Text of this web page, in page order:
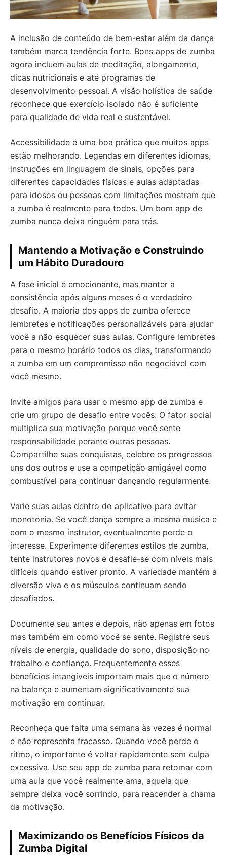
A inclusão de conteúdo de bem-estar além da dança
também marca tendência forte. Bons apps de zumba
agora incluem aulas de meditação, alongamento,
dicas nutricionais e até programas de
desenvolvimento pessoal. A visão holística de saúde
reconhece que exercício isolado não é suficiente
para qualidade de vida real e sustentável.
Accessibilidade é uma boa prática que muitos apps
estão melhorando. Legendas em diferentes idiomas,
instruções em linguagem de sinais, opções para
diferentes capacidades físicas e aulas adaptadas
para idosos ou pessoas com limitações mostram que
a zumba é realmente para todos. Um bom app de
zumba nunca deixa ninguém para trás.
Mantendo a Motivação e Construindo
um Hábito Duradouro
A fase inicial é emocionante, mas manter a
consistência após alguns meses é o verdadeiro
desafio. A maioria dos apps de zumba oferece
lembretes e notificações personalizáveis para ajudar
você a não esquecer suas aulas. Configure lembretes
para o mesmo horário todos os dias, transformando
a zumba em um compromisso não negociável com
você mesmo.
Invite amigos para usar o mesmo app de zumba e
crie um grupo de desafio entre vocês. O fator social
multiplica sua motivação porque você sente
responsabilidade perante outras pessoas.
Compartilhe suas conquistas, celebre os progressos
uns dos outros e use a competição amigável como
combustível para continuar dançando regularmente.
Varie suas aulas dentro do aplicativo para evitar
monotonia. Se você dança sempre a mesma música e
com o mesmo instrutor, eventualmente perde o
interesse. Experimente diferentes estilos de zumba,
tente instrutores novos e desafie-se com níveis mais
difíceis quando estiver pronto. A variedade mantém a
diversão viva e os músculos continuam sendo
desafiados.
Documente seu antes e depois, não apenas em fotos
mas também em como você se sente. Registre seus
níveis de energia, qualidade do sono, disposição no
trabalho e confiança. Frequentemente esses
benefícios intangíveis importam mais que o número
na balança e aumentam significativamente sua
motivação em continuar.
Reconheça que falta uma semana às vezes é normal
e não representa fracasso. Quando você perde o
ritmo, o importante é voltar rapidamente sem culpa
excessiva. Use seu app de zumba para retomar com
uma aula que você realmente ama, aquela que
sempre deixa você sorrindo, para reacender a chama
da motivação.
Maximizando os Benefícios Físicos da
Zumba Digital